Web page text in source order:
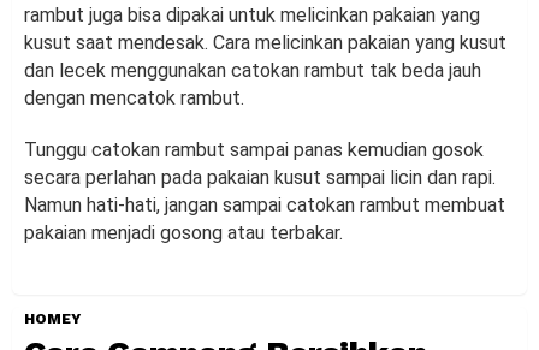
rambut juga bisa dipakai untuk melicinkan pakaian yang
kusut saat mendesak. Cara melicinkan pakaian yang kusut
dan lecek menggunakan catokan rambut tak beda jauh
dengan mencatok rambut.
Tunggu catokan rambut sampai panas kemudian gosok
secara perlahan pada pakaian kusut sampai licin dan rapi.
Namun hati-hati, jangan sampai catokan rambut membuat
pakaian menjadi gosong atau terbakar.
HOMEY